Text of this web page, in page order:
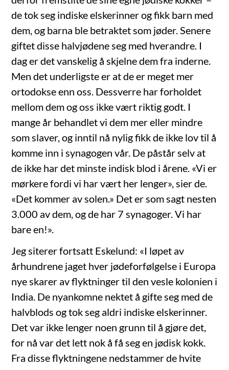
de tok seg indiske elskerinner og fikk barn med
dem, og barna ble betraktet som jøder. Senere
giftet disse halvjødene seg med hverandre. I
dag er det vanskelig å skjelne dem fra inderne.
Men det underligste er at de er meget mer
ortodokse enn oss. Dessverre har forholdet
mellom dem og oss ikke vært riktig godt. I
mange år behandlet vi dem mer eller mindre
som slaver, og inntil nå nylig fikk de ikke lov til å
komme inn i synagogen vår. De påstår selv at
de ikke har det minste indisk blod i årene. «Vi er
mørkere fordi vi har vært her lenger», sier de.
«Det kommer av solen.» Det er som sagt nesten
3.000 av dem, og de har 7 synagoger. Vi har
bare en!».
Jeg siterer fortsatt Eskelund: «I løpet av
århundrene jaget hver jødeforfølgelse i Europa
nye skarer av flyktninger til den vesle kolonien i
India. De nyankomne nektet å gifte seg med de
halvblods og tok seg aldri indiske elskerinner.
Det var ikke lenger noen grunn til å gjøre det,
for nå var det lett nok å få seg en jødisk kokk.
Fra disse flyktningene nedstammer de hvite